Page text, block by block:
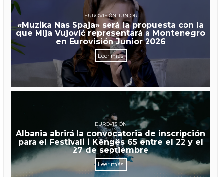
EUROVISIÓN JUNIOR
«Muzika Nas Spaja» será la propuesta con la
que Mija Vujović representará a Montenegro
en Eurovisión Junior 2026
Leer más
EUROVISIÓN
Albania abrirá la convocatoria de inscripción
para el Festivali i Këngës 65 entre el 22 y el
27 de septiembre
Leer más